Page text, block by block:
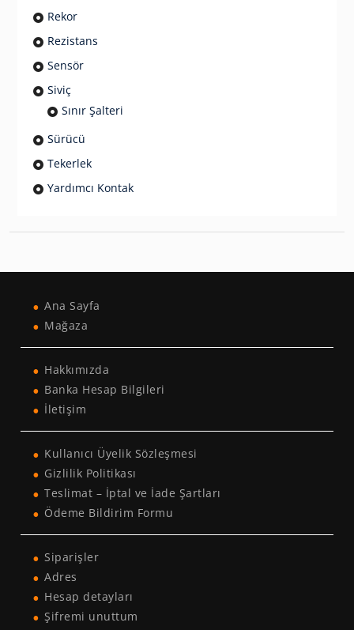
Rekor
Rezistans
Sensör
Siviç
Sınır Şalteri
Sürücü
Tekerlek
Yardımcı Kontak
Ana Sayfa
Mağaza
Hakkımızda
Banka Hesap Bilgileri
İletişim
Kullanıcı Üyelik Sözleşmesi
Gizlilik Politikası
Teslimat – İptal ve İade Şartları
Ödeme Bildirim Formu
Siparişler
Adres
Hesap detayları
Şifremi unuttum